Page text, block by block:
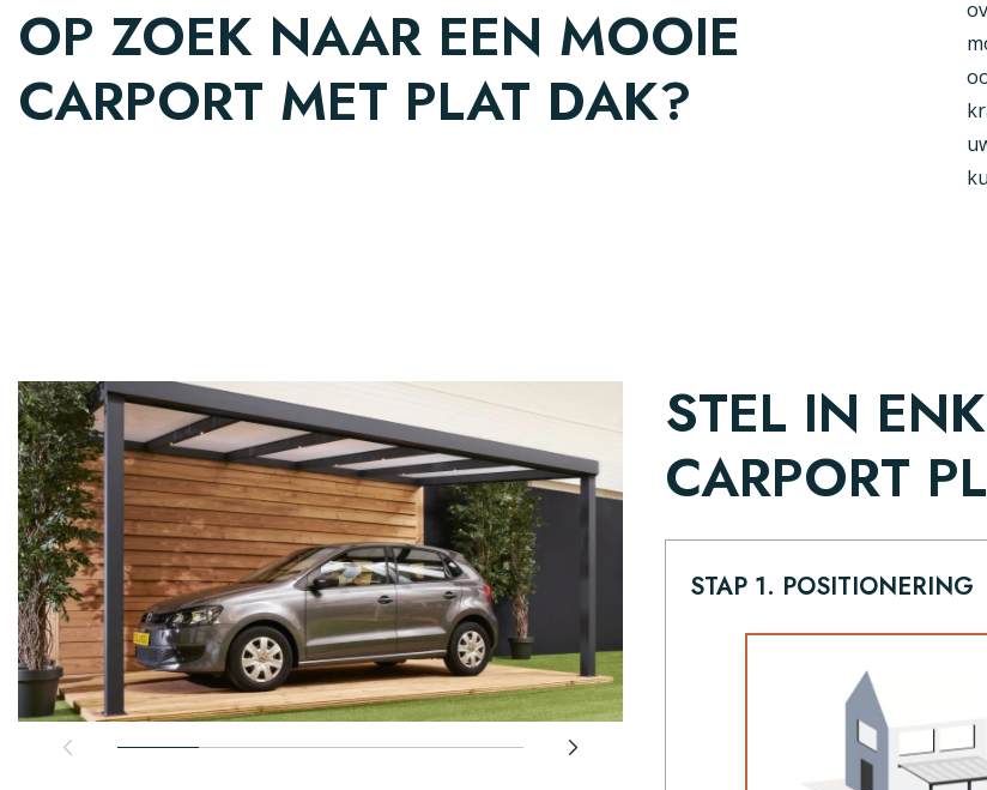
OP ZOEK NAAR EEN MOOIE
CARPORT MET PLAT DAK?
STEL IN
CARPORT
STAP 1. POSITIONERING